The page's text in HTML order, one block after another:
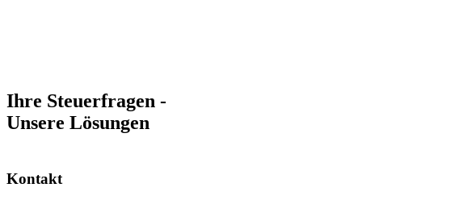
Ihre Steuerfragen -
Unsere Lösungen
Kontakt